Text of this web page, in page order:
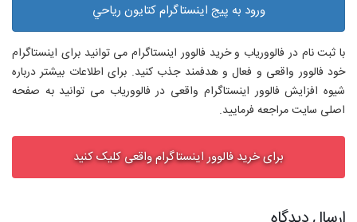
ورود به پیج اینستاگرام كتايون رياحي
با ثبت نام در فالووریاب و خرید فالوور اینستاگرام می توانید برای اینستاگرام
خود فالوور واقعی و فعال و هدفمند جذب کنید. برای اطلاعات بیشتر درباره
شیوه افزایش فالوور اینستاگرام واقعی در فالووریاب می توانید به صفحه
اصلی سایت مراجعه فرمایید.
برای خرید فالوور اینستاگرام واقعی کلیک کنید